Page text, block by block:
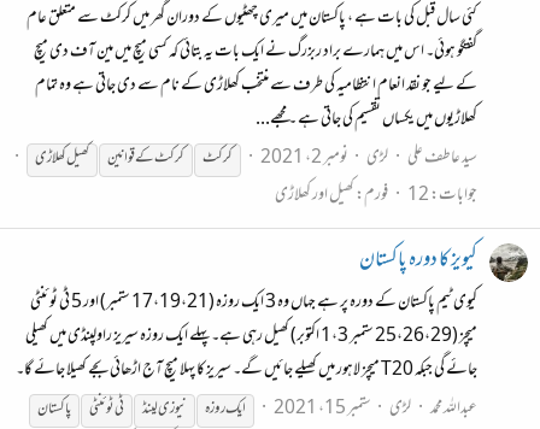
کئی سال قبل کی بات ہے ، پاکستان میں میری چھٹیوں کے دوران گھر میں کرکٹ سے متعلق عام
گفتگو ہوئی۔ اس میں ہمارے براد ربزرگ نے ایک بات یہ بتائی کہ کسی میچ میں مین آف دی میچ
کے لیے جو نقد انعام انتظامیہ کی طرف سے منتخب کھلاڑی کے نام سے دی جاتی ہے وہ تمام
کھلاڑیوں میں یکساں تقسیم کی جاتی ہے ۔ مجھے...
سید عاطف علی لڑی نومبر 2، 2021 کرکٹ کرکٹکےقوانین کھیل کھلاڑی
جوابات: 12 فورم:کھیل اور کھلاڑی
کیویز کا دورہ پاکستان
کیوی ٹیم پاکستان کے دورہ پر ہے جہاں وہ 3 ایک روزہ (17،19،21 ستمبر) اور 5 ٹی ٹوئنٹی
میچز (25،26،29 ستمبر 1،3 اکتوبر) کھیل رہی ہے۔ پہلے ایک روزہ سیریز راولپنڈی میں کھیلی
جائے گی جبکہ T20 میچز لاہور میں کھیلے جائیں گے۔ سیریز کا پہلا میچ آج اڑھائی بجے کھیلا جائے گا۔
عبداللہ محمد لڑی ستمبر 15، 2021 ایک روزہ نیوزی لینڈ ٹی ٹوئنٹی
پاکستان